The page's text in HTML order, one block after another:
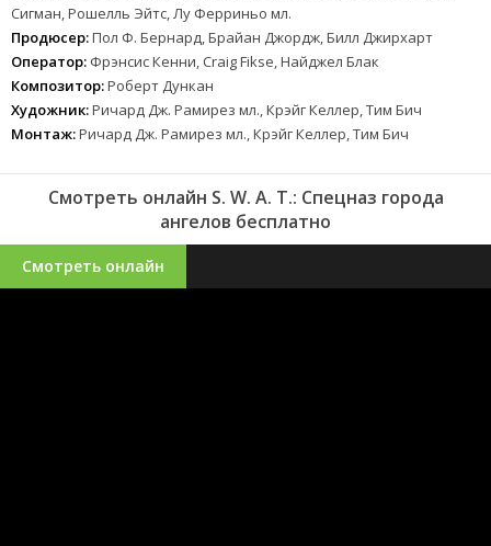
Сигман, Рошелль Эйтс, Лу Ферриньо мл.
Продюсер:Пол Ф. Бернард, Брайан Джордж, Билл Джирхарт
Оператор: Фрэнсис Кенни, Craig Fikse, Найджел Блак
Композитор:Роберт Дункан
Художник:Ричард Дж. Рамирез мл., Крэйг Келлер, Тим Бич
Монтаж:Ричард Дж. Рамирез мл., Крэйг Келлер, Тим Бич
Смотреть онлайн S. W. A. T.: Спецназ города
ангелов бесплатно
Смотреть онлайн